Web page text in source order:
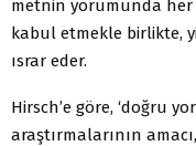
metnin yorumunda her
kabul etmekle birlikte,
ısrar eder.
Hirsch’e göre, ‘doğru
araştırmalarının